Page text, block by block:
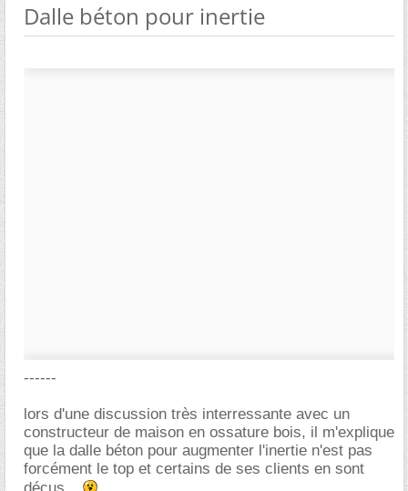
Dalle béton pour inertie
------
lors d'une discussion très interressante avec un
constructeur de maison en ossature bois, il m'explique
que la dalle béton pour augmenter l'inertie n'est pas
forcément le top et certains de ses clients en sont